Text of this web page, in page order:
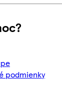
podmienky